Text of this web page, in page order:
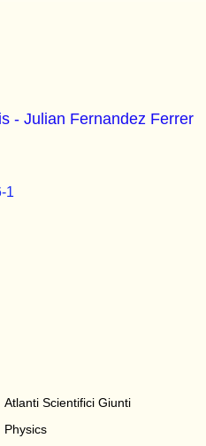
- Julian Fernandez Ferrer
1
Atlanti Scientifici Giunti
Physics